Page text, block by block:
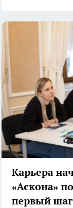
Карьера
«Аскона»
первый